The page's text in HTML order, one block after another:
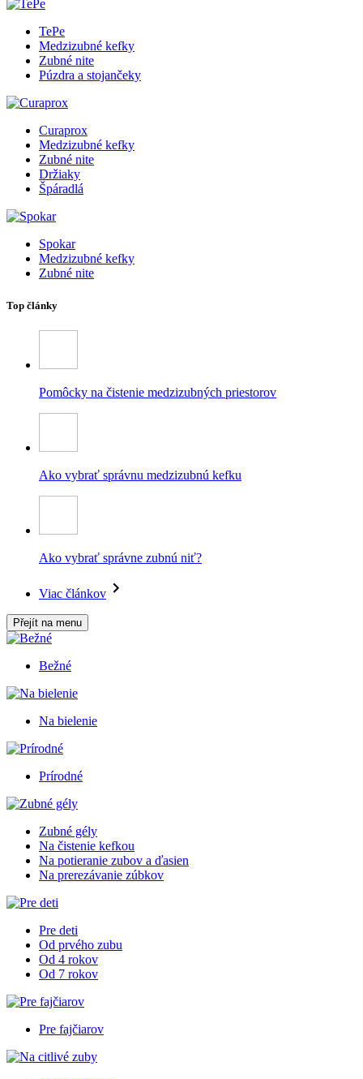
TePe
Medzizubné kefky
Zubné nite
Púzdra a stojančeky
Curaprox
Medzizubné kefky
Zubné nite
Držiaky
Špáradlá
Spokar
Medzizubné kefky
Zubné nite
Top články
Pomôcky na čistenie medzizubných priestorov
Ako vybrať správnu medzizubnú kefku
Ako vybrať správne zubnú niť?
Viac článkov
Přejít na menu
Bežné
Na bielenie
Prírodné
Zubné gély
Na čistenie kefkou
Na potieranie zubov a ďasien
Na prerezávanie zúbkov
Pre deti
Od prvého zubu
Od 4 rokov
Od 7 rokov
Pre fajčiarov